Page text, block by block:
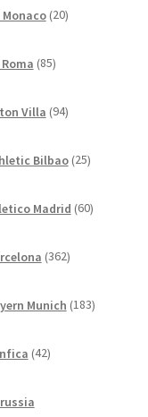
20izdelkov
85izdelkov
Villa 94izdelkov
Bilbao 25izdelkov
Madrid 60izdelkov
362izdelkov
Munich 183izdelkov
42izdelkov